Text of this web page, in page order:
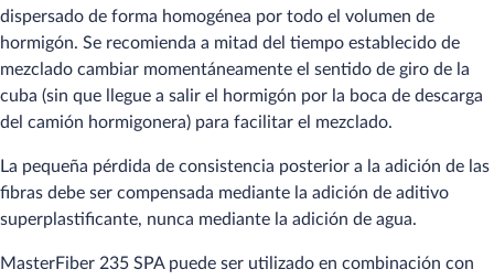
dispersado de forma homogénea por todo el volumen de
hormigón. Se recomienda a mitad del tiempo establecido de
mezclado cambiar momentáneamente el sentido de giro de la
cuba (sin que llegue a salir el hormigón por la boca de descarga
del camión hormigonera) para facilitar el mezclado.
La pequeña pérdida de consistencia posterior a la adición de las
fibras debe ser compensada mediante la adición de aditivo
superplastificante, nunca mediante la adición de agua.
MasterFiber 235 SPA puede ser utilizado en combinación con